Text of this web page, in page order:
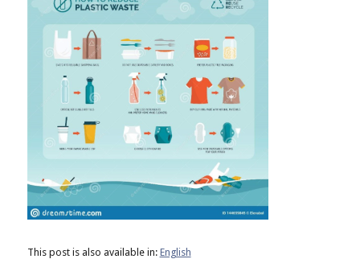
This post is also available in: English